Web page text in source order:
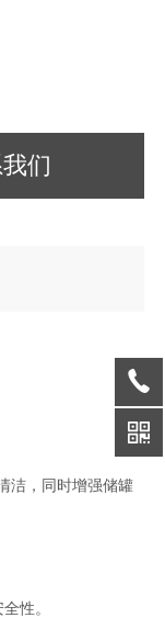
们
洁，同时增强储罐
性。